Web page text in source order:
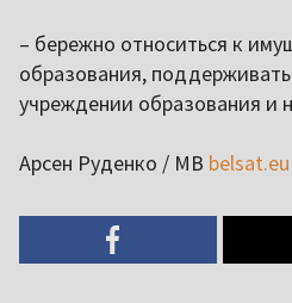
– бережно относиться к
образования,
учреждении образования и
Арсен Руденко / МВ belsat.eu